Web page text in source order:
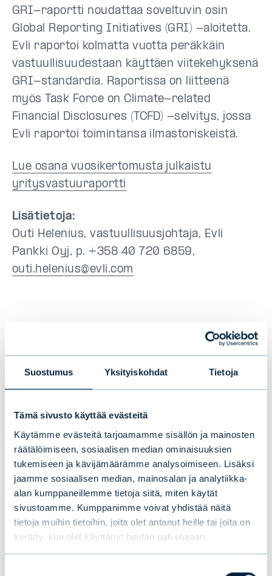
Suostumus Yksityiskohdat Tietoja
Tämä sivusto käyttää evästeitä
Käytämme evästeitä tarjoamamme sisällön ja mainosten
räätälöimiseen, sosiaalisen median ominaisuuksien
tukemiseen ja kävijämäärämme analysoimiseen. Lisäksi
jaamme sosiaalisen median, mainosalan ja analytiikka-
alan kumppaneillemme tietoja siitä, miten käytät
sivustoamme. Kumppanimme voivat yhdistää näitä
tietoja muihin tietoihin, joita olet antanut heille tai joita on
kerätty, kun olet käyttänyt heidän palvelujaan.
GRI-raportti noudattaa soveltuvin osin
Global Reporting Initiatives (GRI) -aloitetta.
Evli raportoi kolmatta vuotta peräkkäin
vastuullisuudestaan käyttäen viitekehyksenä
GRI-standardia. Raportissa on liitteenä
myös Task Force on Climate-related
Financial Disclosures (TCFD) -selvitys, jossa
Evli raportoi toimintansa ilmastoriskeistä.
Lue osana vuosikertomusta julkaistu
yritysvastuuraportti
Lisätietoja:
Outi Helenius, vastuullisuusjohtaja, Evli
Pankki Oyj, p. +358 40 720 6859,
outi.helenius@evli.com
kiinnostaa sinua